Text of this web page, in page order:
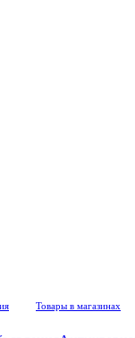
Товары в магазинах